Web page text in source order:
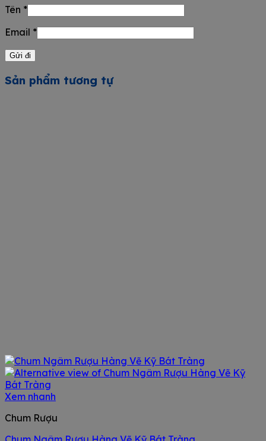
Tên *
Email *
Sản phẩm tương tự
Xem nhanh
Chum Rượu